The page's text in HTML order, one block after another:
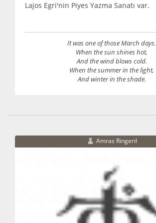
Lajos Egri'nin Piyes Yazma Sanatı var.
İt was one of those March days.
When the sun shines hot,
And the wind blows cold.
When the summer in the light,
And winter in the shade.
Amras Ringeril